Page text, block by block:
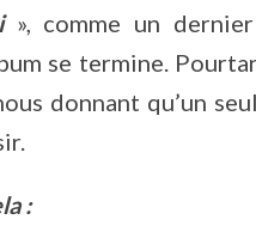
», comme un
se termine.
donnant qu’un
: